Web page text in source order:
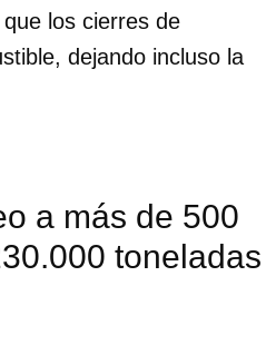
los cierres de
dejando incluso la
a más de 500
toneladas